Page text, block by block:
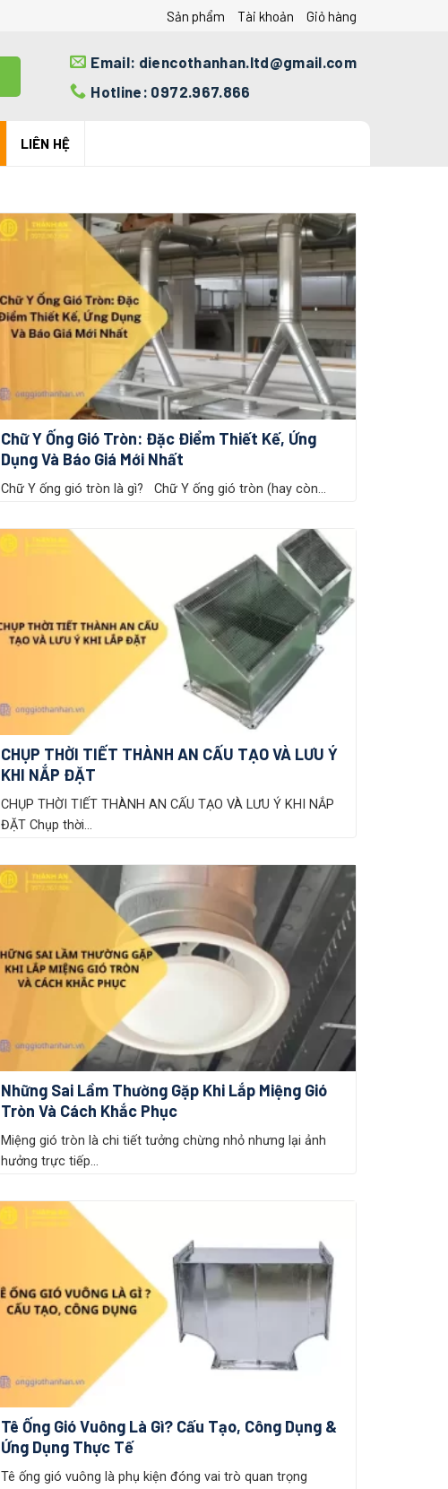
Sản phẩm Tài khoản Giỏ hàng
Email: diencothanhan.ltd@gmail.com
Hotline: 0972.967.866
LIÊN HỆ
Chữ Y Ống Gió Tròn: Đặc Điểm Thiết Kế, Ứng
Dụng Và Báo Giá Mới Nhất
Chữ Y ống gió tròn là gì? Chữ Y ống gió tròn (hay còn...
CHỤP THỜI TIẾT THÀNH AN CẤU TẠO VÀ LƯU Ý
KHI NẮP ĐẶT
CHỤP THỜI TIẾT THÀNH AN CẤU TẠO VÀ LƯU Ý KHI NẮP
ĐẶT Chụp thời...
Những Sai Lầm Thường Gặp Khi Lắp Miệng Gió
Tròn Và Cách Khắc Phục
Miệng gió tròn là chi tiết tưởng chừng nhỏ nhưng lại ảnh
hưởng trực tiếp...
Tê Ống Gió Vuông Là Gì? Cấu Tạo, Công Dụng &
Ứng Dụng Thực Tế
Tê ống gió vuông là phụ kiện đóng vai trò quan trọng